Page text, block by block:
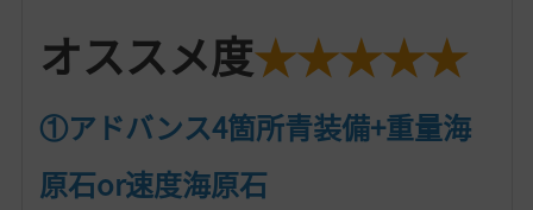
オススメ度★★★★★
①アドバンス4箇所青装備+重量海
原石or速度海原石